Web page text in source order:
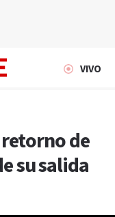
VIVO
de
su salida